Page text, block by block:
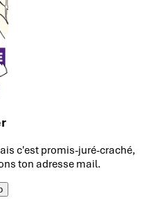
c'est promis-juré-craché,
ton adresse mail.